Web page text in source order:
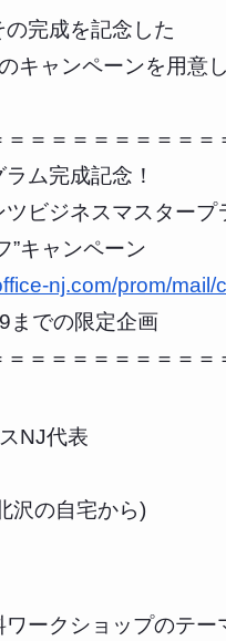
の完成を記念した
キャンペーンを用意し
＝＝＝＝＝＝＝＝＝＝
ム完成記念！
ツビジネスマスタープ
”キャンペーン
nj.com/prom/mail/
までの限定企画
＝＝＝＝＝＝＝＝＝＝
NJ代表
沢の自宅から)
ークショップのテー